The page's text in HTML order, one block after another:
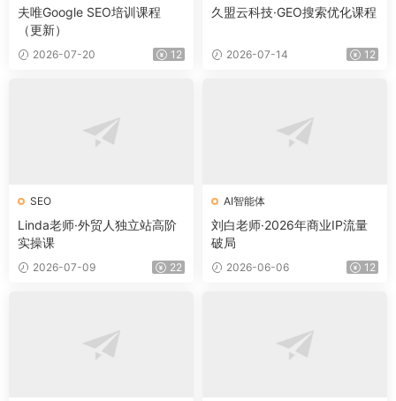
夫唯Google SEO培训课程
（更新）
2026-07-20 12
久盟云科技·GEO搜索优化课程
2026-07-14 12
SEO
Linda老师·外贸人独立站高阶
实操课
2026-07-09 22
AI智能体
刘白老师·2026年商业IP流量
破局
2026-06-06 12